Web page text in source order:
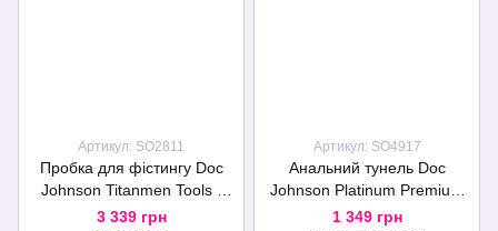
Артикул: SO2811
Пробка для фістингу Doc
Johnson Titanmen Tools -
Butt Plug 3.75 Inch Ass
3 339 грн
Артикул: SO4917
Анальний тунель Doc
Johnson Platinum Premium
Silicone — The Stretch —
1 349 грн